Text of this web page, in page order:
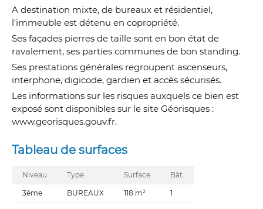
A destination mixte, de bureaux et résidentiel,
l'immeuble est détenu en copropriété.
Ses façades pierres de taille sont en bon état de
ravalement, ses parties communes de bon standing.
Ses prestations générales regroupent ascenseurs,
interphone, digicode, gardien et accès sécurisés.
Les informations sur les risques auxquels ce bien est
exposé sont disponibles sur le site Géorisques :
www.georisques.gouv.fr.
Tableau de surfaces
Niveau Type Surface Bât.
3ème BUREAUX 118 m² 1